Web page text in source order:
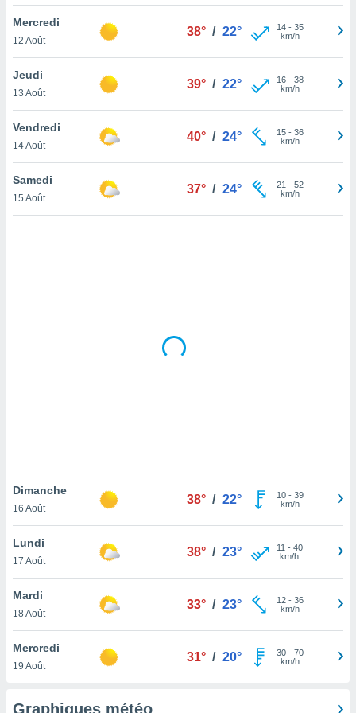
votre
à
en
le
notre
que
et que
Mercredi
12 Août
38° / 22° 14- 35
km/h
Jeudi
13 Août
39° / 22° 16- 38
km/h
Vendredi
14 Août
40° / 24° 15- 36
km/h
Samedi
15 Août
37° / 24° 21 - 52
km/h
Dimanche
16 Août
38° / 22° 10- 39
km/h
Lundi
17 Août
38° / 23° 11 - 40
km/h
Mardi
18 Août
33° / 23° 12- 36
km/h
Mercredi
19 Août
31° / 20° 30- 70
km/h
Graphiques météo